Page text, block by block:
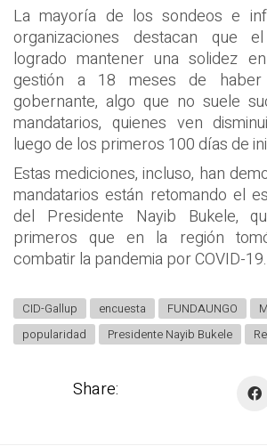
La mayoría de los sondeos e
organizaciones destacan que
logrado mantener una solidez
gestión a 18 meses de haber
gobernante, algo que no suele
mandatarios, quienes ven
luego de los primeros 100 días de
Estas mediciones, incluso, han
mandatarios están retomando el
del Presidente Nayib Bukele,
primeros que en la región
combatir la pandemia por COVID-19.
CID-Gallup encuesta FUNDAUNGO
popularidad
Presidente Nayib Bukele
Share: